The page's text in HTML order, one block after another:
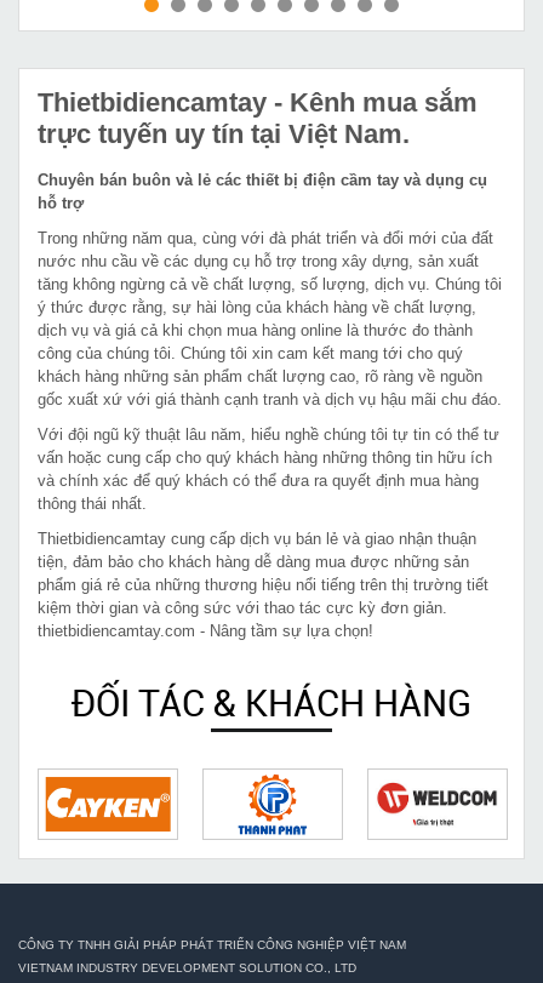
MUA NGAY MUA NGAY
Thietbidiencamtay - Kênh mua sắm
trực tuyến uy tín tại Việt Nam.
Chuyên bán buôn và lẻ các thiết bị điện cầm tay và dụng cụ
hỗ trợ
Trong những năm qua, cùng với đà phát triển và đổi mới của đất
nước nhu cầu về các dụng cụ hỗ trợ trong xây dựng, sản xuất
tăng không ngừng cả về chất lượng, số lượng, dịch vụ. Chúng tôi
ý thức được rằng, sự hài lòng của khách hàng về chất lượng,
dịch vụ và giá cả khi chọn mua hàng online là thước đo thành
công của chúng tôi. Chúng tôi xin cam kết mang tới cho quý
khách hàng những sản phẩm chất lượng cao, rõ ràng về nguồn
gốc xuất xứ với giá thành cạnh tranh và dịch vụ hậu mãi chu đáo.
Với đội ngũ kỹ thuật lâu năm, hiểu nghề chúng tôi tự tin có thể tư
vấn hoặc cung cấp cho quý khách hàng những thông tin hữu ích
và chính xác để quý khách có thể đưa ra quyết định mua hàng
thông thái nhất.
Thietbidiencamtay cung cấp dịch vụ bán lẻ và giao nhận thuận
tiện, đảm bảo cho khách hàng dễ dàng mua được những sản
phẩm giá rẻ của những thương hiệu nổi tiếng trên thị trường tiết
kiệm thời gian và công sức với thao tác cực kỳ đơn giản.
thietbidiencamtay.com - Nâng tầm sự lựa chọn!
ĐỐI TÁC & KHÁCH HÀNG
CÔNG TY TNHH GIẢI PHÁP PHÁT TRIỂN CÔNG NGHIỆP VIỆT NAM
VIETNAM INDUSTRY DEVELOPMENT SOLUTION CO., LTD